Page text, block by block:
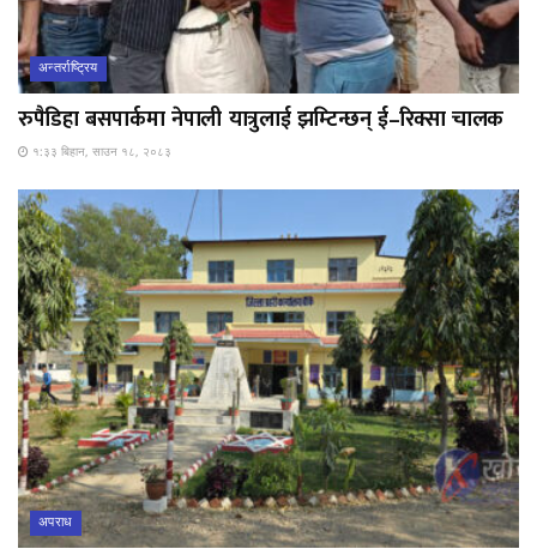
अन्तर्राष्ट्रिय
रुपैडिहा बसपार्कमा नेपाली यात्रुलाई झम्टिन्छन् ई–रिक्सा चालक
१:३३ बिहान, साउन १८, २०८३
अपराध